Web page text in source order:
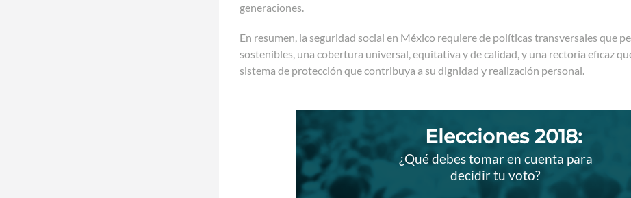
generaciones.
En resumen, la seguridad social en México requiere de políticas transversales que
sostenibles, una cobertura universal, equitativa y de calidad, y una rectoría eficaz
sistema de protección que contribuya a su dignidad y realización personal.
Elecciones 2018:
¿Qué debes tomar en cuenta para
decidir tu voto?